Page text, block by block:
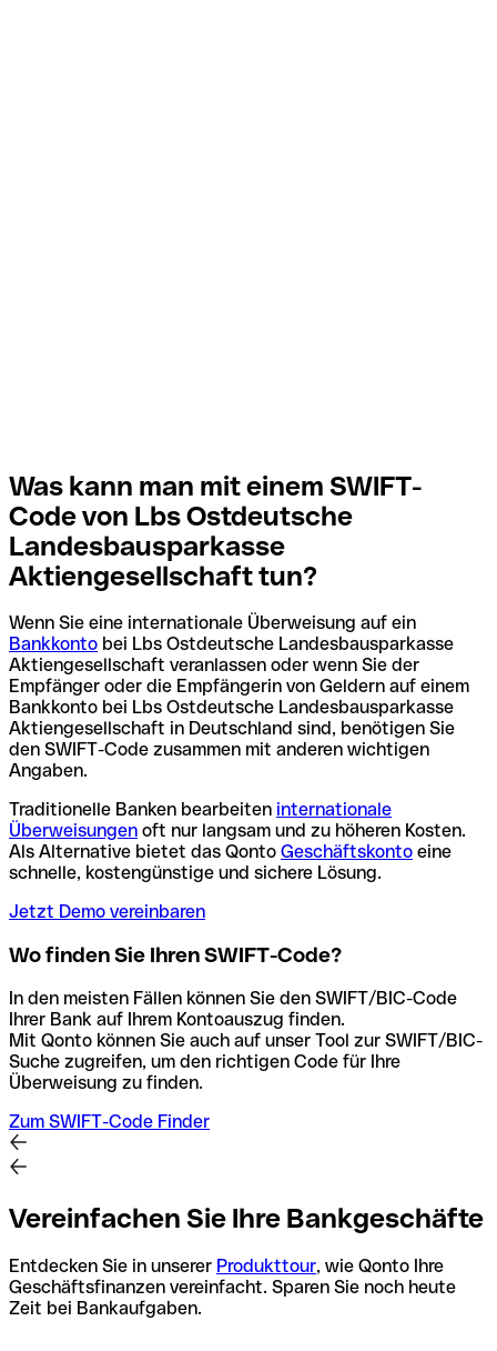
Was kann man mit einem SWIFT-
Code von Lbs Ostdeutsche
Landesbausparkasse
Aktiengesellschaft tun?
Wenn Sie eine internationale Überweisung auf ein
Bankkonto bei Lbs Ostdeutsche Landesbausparkasse
Aktiengesellschaft veranlassen oder wenn Sie der
Empfänger oder die Empfängerin von Geldern auf einem
Bankkonto bei Lbs Ostdeutsche Landesbausparkasse
Aktiengesellschaft in Deutschland sind, benötigen Sie
den SWIFT-Code zusammen mit anderen wichtigen
Angaben.
Traditionelle Banken bearbeiten internationale
Überweisungen oft nur langsam und zu höheren Kosten.
Als Alternative bietet das Qonto Geschäftskonto eine
schnelle, kostengünstige und sichere Lösung.
Jetzt Demo vereinbaren
Wo finden Sie Ihren SWIFT-Code?
In den meisten Fällen können Sie den SWIFT/BIC-Code
Ihrer Bank auf Ihrem Kontoauszug finden.
Mit Qonto können Sie auch auf unser Tool zur SWIFT/BIC-
Suche zugreifen, um den richtigen Code für Ihre
Überweisung zu finden.
Zum SWIFT-Code Finder
Vereinfachen Sie Ihre Bankgeschäfte
Entdecken Sie in unserer Produkttour, wie Qonto Ihre
Geschäftsfinanzen vereinfacht. Sparen Sie noch heute
Zeit bei Bankaufgaben.